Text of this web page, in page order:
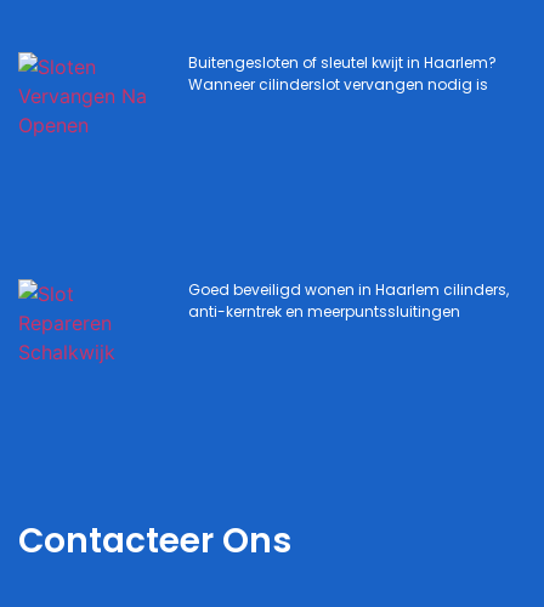
Buitengesloten of sleutel kwijt in Haarlem?
Wanneer cilinderslot vervangen nodig is
Goed beveiligd wonen in Haarlem cilinders,
anti-kerntrek en meerpuntssluitingen
Contacteer Ons